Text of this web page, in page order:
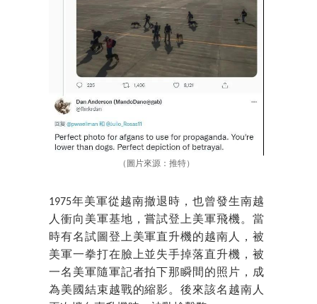
（圖片來源：推特）
1975年美軍從越南撤退時，也曾發生南越
人衝向美軍基地，嘗試登上美軍飛機。當
時有名試圖登上美軍直升機的越南人，被
美軍一拳打在臉上並失手掉落直升機，被
一名美軍隨軍記者拍下那瞬間的照片，成
為美國結束越戰的縮影。後來該名越南人